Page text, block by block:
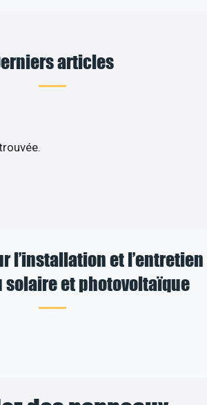
articles
l’installation et l’entretien
solaire et photovoltaïque